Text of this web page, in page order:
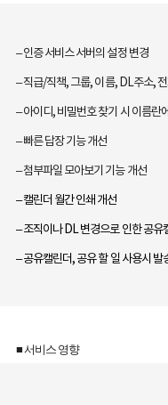
– 인증 서비스 서버의 설정 변경
– 직급/직책, 그룹, 이름, DL주소,
– 아이디, 비밀번호 찾기 시 이름란
– 빠른 답장 기능 개선
– 첨부파일 모아보기 기능 개선
– 캘린더 월간 인쇄 개선
– 조직이나 DL 변경으로 인한 공유
– 공유캘린더, 공유 할 일 사용시 발
■ 서비스 영향